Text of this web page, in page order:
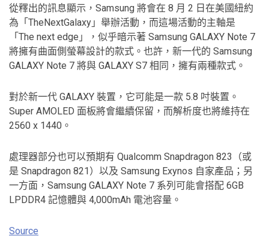
從釋出的訊息顯示，Samsung 將會在 8 月 2 日在美國紐約
為「TheNextGalaxy」舉辦活動，而這場活動的主軸是
「The next edge」，似乎暗示著 Samsung GALAXY Note 7
將擁有曲面側螢幕設計的款式。也許，新一代的 Samsung
GALAXY Note 7 將與 GALAXY S7 相同，擁有兩種款式。
對於新一代 GALAXY 裝置，它可能是一款 5.8 吋裝置。
Super AMOLED 面板將會繼續保留，而解析度也將維持在
2560 x 1440。
處理器部分也可以預期有 Qualcomm Snapdragon 823（或
是 Snapdragon 821）以及 Samsung Exynos 自家產品；另
一方面，Samsung GALAXY Note 7 系列可能會搭配 6GB
LPDDR4 記憶體與 4,000mAh 電池容量。
Source